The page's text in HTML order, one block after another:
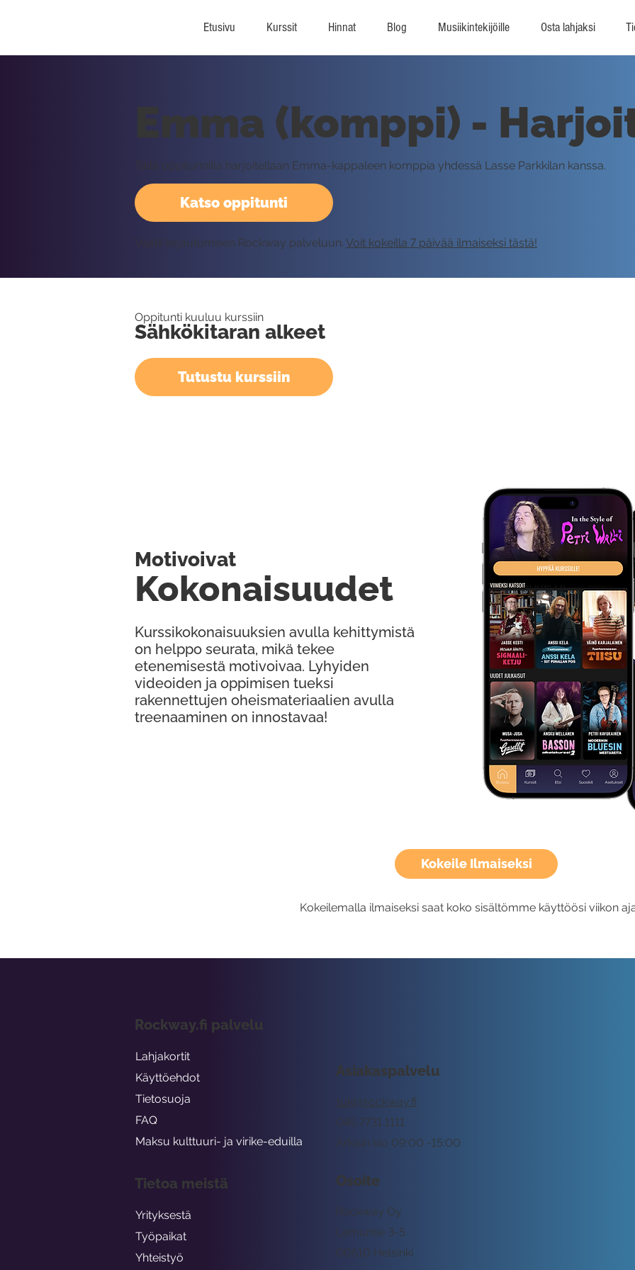
Etusivu Kurssit Hinnat Blog Musiikintekijöille Osta lahjaksi
Kokeile Ilmaiseksi
Kokeilemalla ilmaiseksi saat koko sisältömme käyttöösi viikon
Katso oppitunti
Emma (komppi) -
Tällä oppitunnilla harjoitellaan Emma-kappaleen komppia yhdessä Lasse Parkkilan kanssa.
Vaatii kirjautumisen Rockway palveluun. Voit kokeilla 7 päivää ilmaiseksi tästä!
Oppitunti kuuluu kurssiin
Sähkökitaran alkeet
Tutustu kurssiin
Kurssikokonaisuuksien avulla kehittymistä
on helppo seurata, mikä tekee
etenemisestä motivoivaa. Lyhyiden
videoiden ja oppimisen tueksi
rakennettujen oheismateriaalien avulla
treenaaminen on innostavaa!
Kokonaisuudet
Motivoivat
Asiakaspalvelu
tuki@rockway.fi
Arkisin klo 09:00 -15:00
045 7731 1111
Osoite
Rockway Oy
Lemuntie 3-5
00510 Helsinki
Rockway.fi palvelu
Lahjakortit
Käyttöehdot
Tietosuoja
FAQ
Maksu kulttuuri- ja virike-eduilla
Tietoa meistä
Yrityksestä
Työpaikat
Yhteistyö